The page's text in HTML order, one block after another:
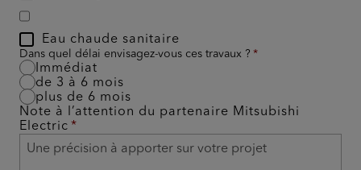
Eau chaude sanitaire
Dans quel délai envisagez-vous ces travaux ?
Immédiat
de 3 à 6 mois
plus de 6 mois
Note à l’attention du partenaire Mitsubishi
Electric